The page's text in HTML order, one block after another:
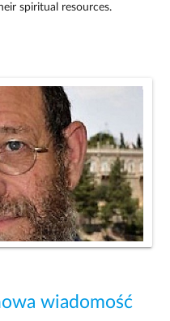
spiritual resources.
wiadomość